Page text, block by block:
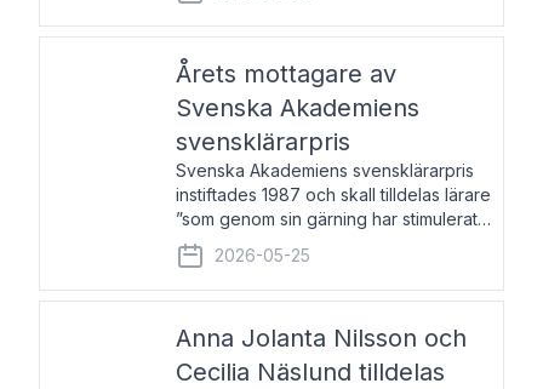
Prisbeloppet är 200 000 svenska
Årets mottagare av
Svenska Akademiens
svensklärarpris
Svenska Akademiens svensklärarpris
instiftades 1987 och skall tilldelas lärare
”som genom sin gärning har stimulerat
intresset hos unga människor för
svenska språket och litteraturen”.
Prisutdelning och samtal med
2026-05-25
Anna Jolanta Nilsson och
Cecilia Näslund tilldelas